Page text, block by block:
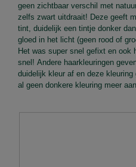
geen zichtbaar verschil met
zelfs zwart uitdraait! Deze geeft
tint, duidelijk een tintje donker
gloed in het licht (geen rood of
Het was super snel gefixt en ook
snel! Andere haarkleuringen
duidelijk kleur af en deze
al geen donkere kleuring meer